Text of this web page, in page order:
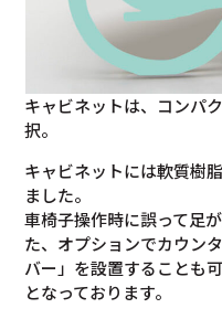
キャビネットは、コンパ
択。
キャビネットには軟質樹
ました。
車椅子操作時に誤って足
た、オプションでカウン
バー」を設置することも
となっております。